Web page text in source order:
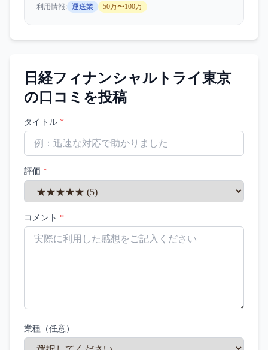
利用情報: 運送業 50万〜100万
日経フィナンシャルトライ東京
の口コミを投稿
タイトル *
評価 *
コメント *
業種（任意）